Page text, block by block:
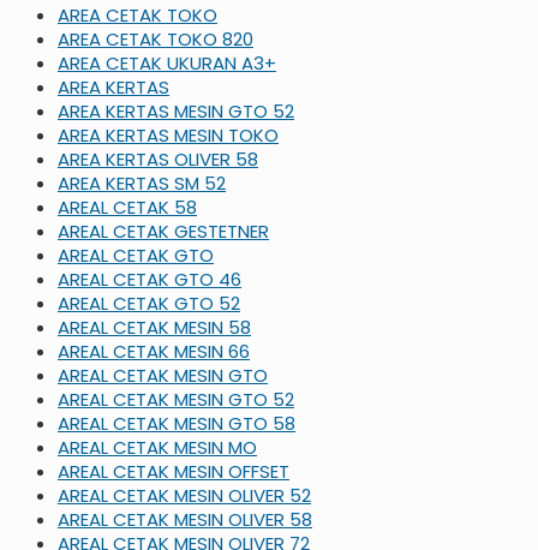
AREA CETAK TOKO
AREA CETAK TOKO 820
AREA CETAK UKURAN A3+
AREA KERTAS
AREA KERTAS MESIN GTO 52
AREA KERTAS MESIN TOKO
AREA KERTAS OLIVER 58
AREA KERTAS SM 52
AREAL CETAK 58
AREAL CETAK GESTETNER
AREAL CETAK GTO
AREAL CETAK GTO 46
AREAL CETAK GTO 52
AREAL CETAK MESIN 58
AREAL CETAK MESIN 66
AREAL CETAK MESIN GTO
AREAL CETAK MESIN GTO 52
AREAL CETAK MESIN GTO 58
AREAL CETAK MESIN MO
AREAL CETAK MESIN OFFSET
AREAL CETAK MESIN OLIVER 52
AREAL CETAK MESIN OLIVER 58
AREAL CETAK MESIN OLIVER 72